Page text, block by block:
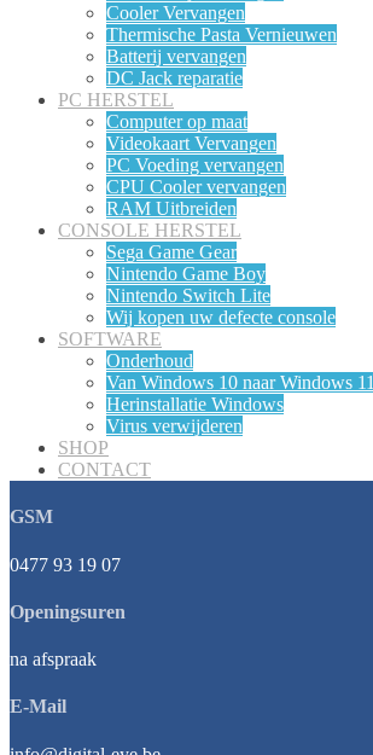
Cooler Vervangen
Thermische Pasta Vernieuwen
Batterij vervangen
DC Jack reparatie
PC HERSTEL
Computer op maat
Videokaart Vervangen
PC Voeding vervangen
CPU Cooler vervangen
RAM Uitbreiden
CONSOLE HERSTEL
Sega Game Gear
Nintendo Game Boy
Nintendo Switch Lite
Wij kopen uw defecte console
SOFTWARE
Onderhoud
Van Windows 10 naar Windows 11
Herinstallatie Windows
Virus verwijderen
SHOP
CONTACT
GSM
0477 93 19 07
Openingsuren
na afspraak
E-Mail